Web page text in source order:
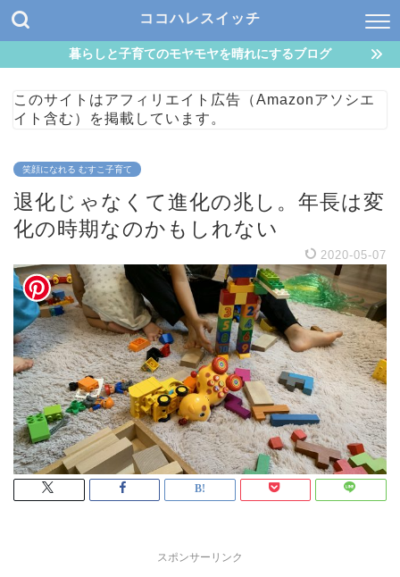
ココハレスイッチ
暮らしと子育てのモヤモヤを晴れにするブログ
このサイトはアフィリエイト広告（Amazonアソシエ
イト含む）を掲載しています。
笑顔になれる むすこ子育て
退化じゃなくて進化の兆し。年長は変
化の時期なのかもしれない
2020-05-07
スポンサーリンク